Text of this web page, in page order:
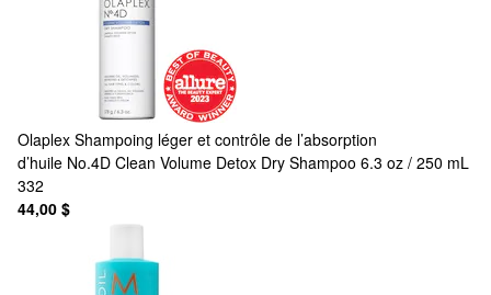
Olaplex Shampoing léger et contrôle de l’absorption
d’huile No.4D Clean Volume Detox Dry Shampoo 6.3 oz / 250 mL
332
44,00 $